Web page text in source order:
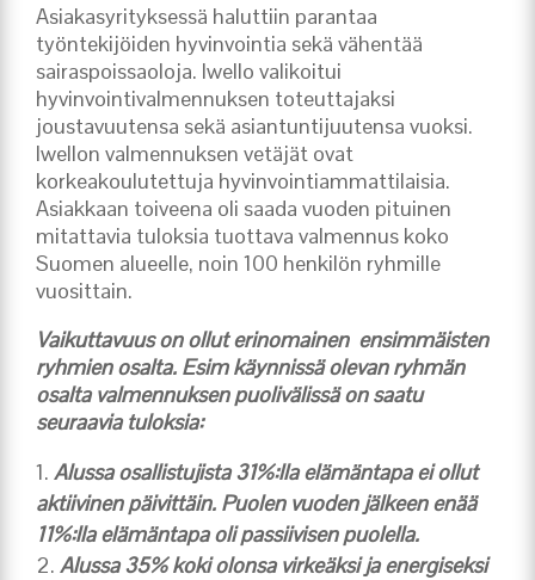
Asiakasyrityksessä haluttiin parantaa
työntekijöiden hyvinvointia sekä vähentää
sairaspoissaoloja. Iwello valikoitui
hyvinvointivalmennuksen toteuttajaksi
joustavuutensa sekä asiantuntijuutensa vuoksi.
Iwellon valmennuksen vetäjät ovat
korkeakoulutettuja hyvinvointiammattilaisia.
Asiakkaan toiveena oli saada vuoden pituinen
mitattavia tuloksia tuottava valmennus koko
Suomen alueelle, noin 100 henkilön ryhmille
vuosittain.
Vaikuttavuus on ollut erinomainen ensimmäisten
ryhmien osalta. Esim käynnissä olevan ryhmän
osalta valmennuksen puolivälissä on saatu
seuraavia tuloksia:
Alussa osallistujista 31%:lla elämäntapa ei ollut
aktiivinen päivittäin. Puolen vuoden jälkeen enää
11%:lla elämäntapa oli passiivisen puolella.
Alussa 35% koki olonsa virkeäksi ja energiseksi